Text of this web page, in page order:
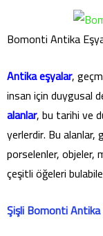
Bomonti Antika
Antika eşyalar,
insan için duygusal
alanlar, bu tarihi ve
yerlerdir. Bu alanlar,
porselenler,
çeşitli öğeleri
Şişli Bomonti